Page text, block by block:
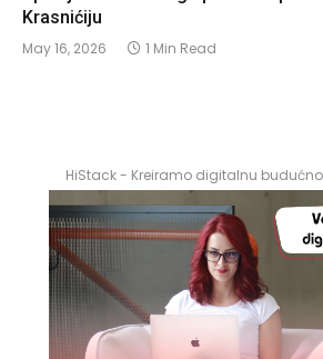
Krasnićiju
May 16, 2026 1 Min Read
HiStack - Kreiramo digitalnu